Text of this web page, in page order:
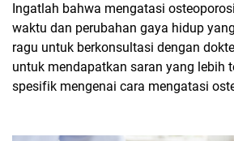
Ingatlah bahwa mengatasi
waktu dan perubahan gaya hidup
ragu untuk berkonsultasi dengan
untuk mendapatkan saran yang lebih
spesifik mengenai cara mengatasi